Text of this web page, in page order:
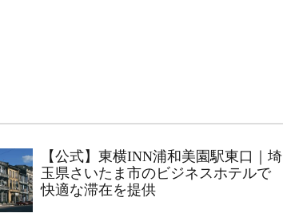
【公式】東横INN浦和美園駅東口｜埼
玉県さいたま市のビジネスホテルで
快適な滞在を提供